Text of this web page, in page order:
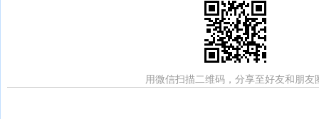
用微信扫描二维码，分享至好友和朋友